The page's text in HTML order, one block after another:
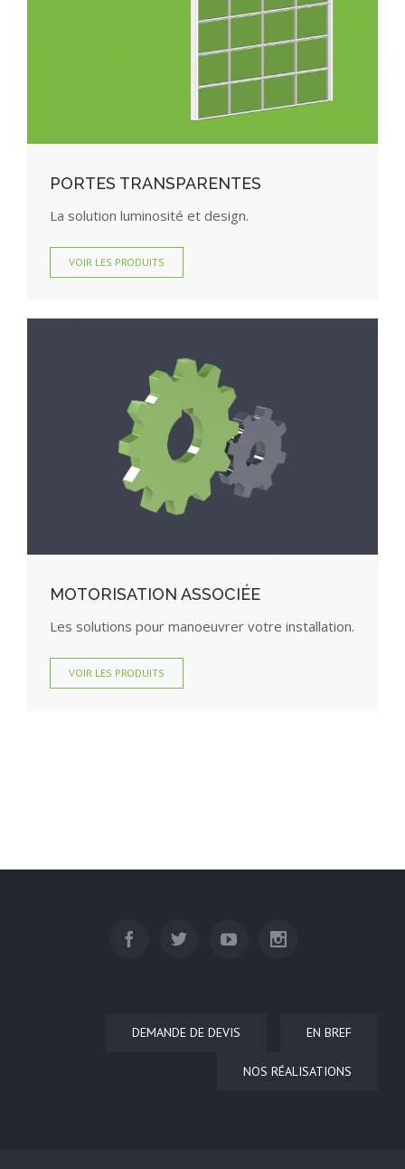
PORTES TRANSPARENTES
La solution luminosité et design.
VOIR LES PRODUITS
MOTORISATION ASSOCIÉE
Les solutions pour manoeuvrer votre installation.
VOIR LES PRODUITS
EN BREF
DEMANDE DE DEVIS
NOS RÉALISATIONS